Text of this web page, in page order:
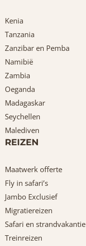
Kenia
Tanzania
Zanzibar en Pemba
Namibië
Zambia
Oeganda
Madagaskar
Seychellen
Malediven
REIZEN
Maatwerk offerte
Fly in safari’s
Jambo Exclusief
Migratiereizen
Safari en strandvakantie
Treinreizen